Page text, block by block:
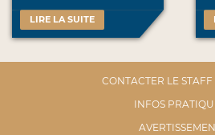
LIRE LA SUITE
CONTACTER LE
INFOS